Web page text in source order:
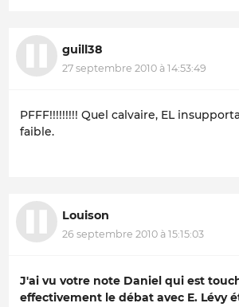
guill38
27 septembre 2010 à 14:53:49
PFFF!!!!!!!!! Quel calvaire, EL
faible.
Louison
26 septembre 2010 à 15:15:03
J'ai vu votre note Daniel qui est
effectivement le débat avec E. Lévy